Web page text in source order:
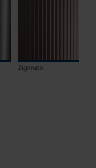
Zigrinato